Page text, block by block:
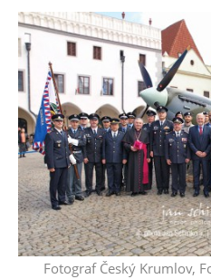
Fotograf Český Krumlov,